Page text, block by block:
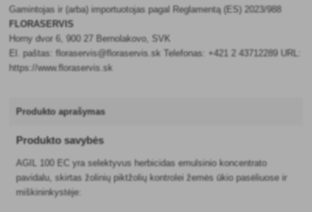
Gamintojas ir (arba) importuotojas pagal Reglamentą (ES) 2023/988
FLORASERVIS
Horny dvor 6, 900 27 Bernolakovo, SVK
El. paštas: floraservis@floraservis.sk Telefonas: +421 2 43712289 URL:
https://www.floraservis.sk
Produkto aprašymas
Produkto savybės
AGIL 100 EC yra selektyvus herbicidas emulsinio koncentrato
pavidalu, skirtas žolinių piktžolių kontrolei žemės ūkio pasėliuose ir
miškininkystėje: